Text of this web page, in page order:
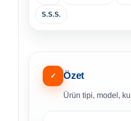
S.S.S.
✓ Özet
Ürün tipi, model,